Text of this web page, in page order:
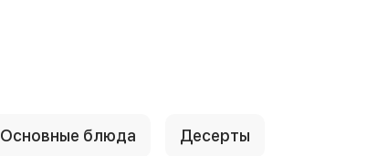
Основные блюда Десерты